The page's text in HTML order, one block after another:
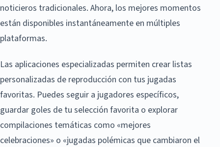
noticieros tradicionales. Ahora, los mejores momentos
están disponibles instantáneamente en múltiples
plataformas.
Las aplicaciones especializadas permiten crear listas
personalizadas de reproducción con tus jugadas
favoritas. Puedes seguir a jugadores específicos,
guardar goles de tu selección favorita o explorar
compilaciones temáticas como «mejores
celebraciones» o «jugadas polémicas que cambiaron el